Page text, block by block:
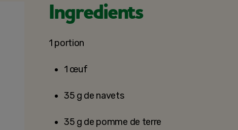
Ingredients
1 portion
1 œuf
35 g de navets
35 g de pomme de terre